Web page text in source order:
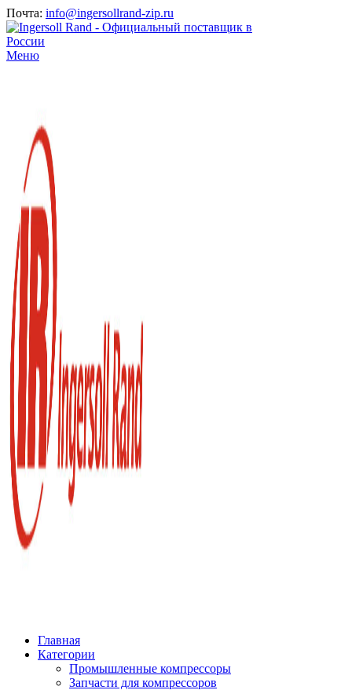
Почта: info@ingersollrand-zip.ru
Меню
Главная
Категории
Промышленные компрессоры
Запчасти для компрессоров